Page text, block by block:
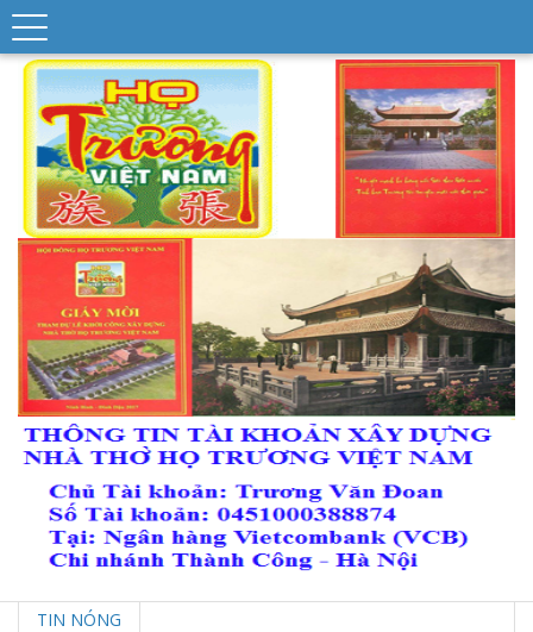
TIN NÓNG